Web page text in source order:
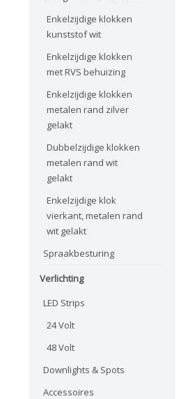
Enkelzijdige klokken
kunststof wit
Enkelzijdige klokken
met RVS behuizing
Enkelzijdige klokken
metalen rand zilver
gelakt
Dubbelzijdige klokken
metalen rand wit
gelakt
Enkelzijdige klok
vierkant, metalen rand
wit gelakt
Spraakbesturing
Verlichting
LED Strips
24 Volt
48 Volt
Downlights & Spots
Accessoires